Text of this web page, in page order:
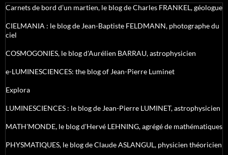
Carnets de bord d’un martien, le blog de Charles FRANKEL, géologue
CIELMANIA : le blog de Jean-Baptiste FELDMANN, photographe du
ciel
COSMOGONIES, le blog d'Aurélien BARRAU, astrophysicien
e-LUMINESCIENCES: the blog of Jean-Pierre Luminet
Explora
LUMINESCIENCES : le blog de Jean-Pierre LUMINET, astrophysicien
MATH'MONDE, le blog d'Hervé LEHNING, agrégé de mathématiques
PHYSMATIQUES, le blog de Claude ASLANGUL, physicien théoricien